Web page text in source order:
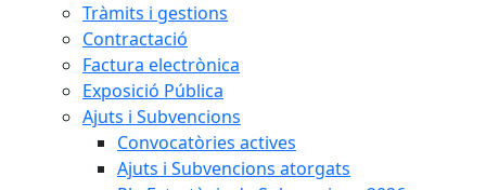
Tràmits i gestions
Contractació
Factura electrònica
Exposició Pública
Ajuts i Subvencions
Convocatòries actives
Ajuts i Subvencions atorgats